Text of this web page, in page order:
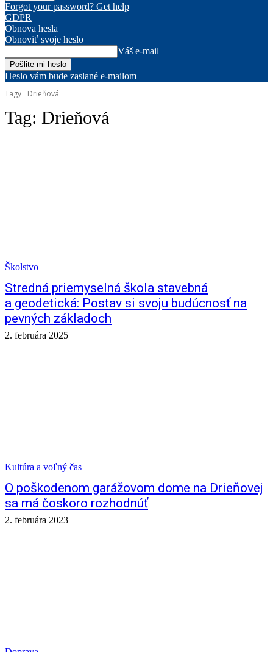
Forgot your password? Get help
GDPR
Obnova hesla
Obnoviť svoje heslo
Váš e-mail
Heslo vám bude zaslané e-mailom
Tagy
Drieňová
Tag: Drieňová
Školstvo
Stredná priemyselná škola stavebná
a geodetická: Postav si svoju budúcnosť na
pevných základoch
2. februára 2025
Kultúra a voľný čas
O poškodenom garážovom dome na Drieňovej
sa má čoskoro rozhodnúť
2. februára 2023